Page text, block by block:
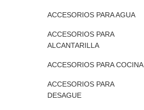
ACCESORIOS PARA AGUA
ACCESORIOS PARA
ALCANTARILLA
ACCESORIOS PARA COCINA
ACCESORIOS PARA
DESAGUE